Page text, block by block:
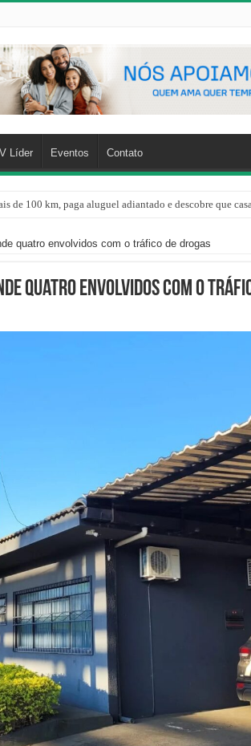
Líder Eventos Contato
de 100 km, paga aluguel adiantado e descobre que
quatro envolvidos com o tráfico de drogas
quatro envolvidos com o